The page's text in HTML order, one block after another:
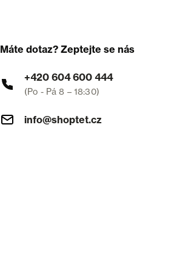
Máte dotaz? Zeptejte se nás
+420 604 600 444
(Po - Pá 8 – 18:30)
info@shoptet.cz